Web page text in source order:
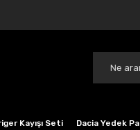
Kayışı Seti Dacia Yedek